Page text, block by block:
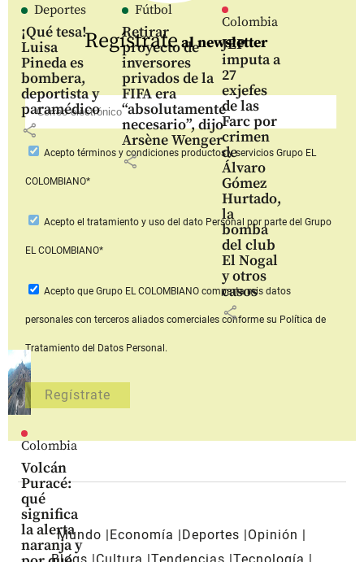
Deportes
¡Qué tesa!
Luisa
Pineda es
bombera,
deportista y
paramédico
share
Fútbol
Retirar
proyecto de
inversores
privados de la
FIFA era
“absolutamente
necesario”, dijo
Arsène Wenger
share
Colombia
JEP
imputa a
27
exjefes
de las
Farc por
crimen
de
Álvaro
Gómez
Hurtado,
la
bomba
del club
El Nogal
y otros
casos
share
Colombia
Volcán
Puracé:
qué
significa
la alerta
naranja y
Regístrateal newsletter
Aceptotérminos y condiciones productos y serviciosGrupo EL
COLOMBIANO*
Acepto el tratamiento y uso del dato Personal por parte del Grupo
EL COLOMBIANO*
Acepto que Grupo EL COLOMBIANOcomparta mis datos
personales con terceros aliados comerciales conforme su Política de
Tratamiento del Datos Personal.
Mundo Economía Deportes
Opinión
Blogs
Cultura Tendencias Tecnología